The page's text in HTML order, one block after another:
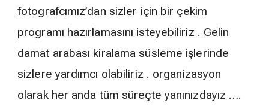
fotografcımız’dan sizler için bir çekim
programı hazırlamasını isteyebiliriz . Gelin
damat arabası kiralama süsleme işlerinde
sizlere yardımcı olabiliriz . organizasyon
olarak her anda tüm süreçte yanınızdayız ….